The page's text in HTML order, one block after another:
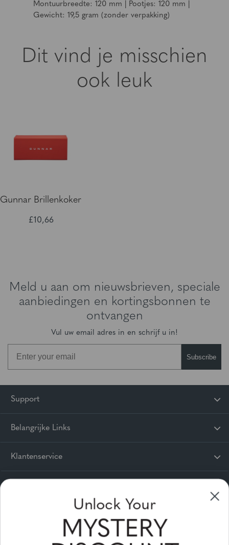
Montuurbreedte: 120 mm | Pootjes: 120 mm |
Gewicht: 19,5 gram (zonder verpakking)
Dit vind je misschien
ook leuk
Gunnar Brillenkoker
£10,66
Meld u aan om nieuwsbrieven, speciale
aanbiedingen en kortingsbonnen te
ontvangen
Vul uw email adres in en schrijf u in!
Subscribe
Support
Belangrijke Links
Klantenservice
Unlock Your
DISCOUNT
First Name
SIGN UP NOW